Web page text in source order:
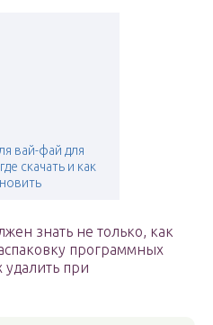
вай-фай для
скачать и как
знать не только, как
программных
удалить при